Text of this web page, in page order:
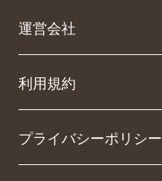
運営会社
利用規約
プライバシーポリシー